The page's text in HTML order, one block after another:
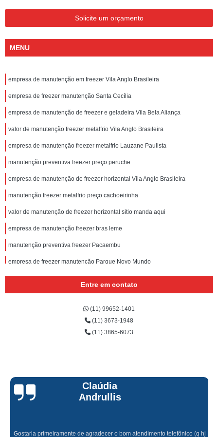
Solicite um orçamento
MENU
empresa de manutenção em freezer Vila Anglo Brasileira
empresa de freezer manutenção Santa Cecília
empresa de manutenção de freezer e geladeira Vila Bela Aliança
valor de manutenção freezer metalfrio Vila Anglo Brasileira
empresa de manutenção freezer metalfrio Lauzane Paulista
manutenção preventiva freezer preço peruche
empresa de manutenção de freezer horizontal Vila Anglo Brasileira
manutenção freezer metalfrio preço cachoeirinha
valor de manutenção de freezer horizontal sitio manda aqui
empresa de manutenção freezer bras leme
manutenção preventiva freezer Pacaembu
empresa de freezer manutenção Parque Novo Mundo
manutenção preventiva freezer preço sitio manda aqui
valor de freezer manutenção Zona Norte
manutenção em freezer preço sitio mandaqui
freezer manutenção preço vila santa maria
manutenção freezer metalfrio preço Vila Madalena
Entre em contato
(11) 99652-1401
(11) 3673-1948
(11) 3865-6073
Claúdia
Andrullis
Gostaria primeiramente de agradecer o bom atendimento telefônico (q hj